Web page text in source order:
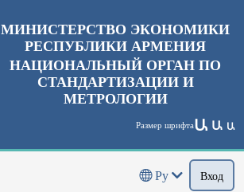
МИНИСТЕРСТВО ЭКОНОМИКИ
РЕСПУБЛИКИ АРМЕНИЯ
НАЦИОНАЛЬНЫЙ ОРГАН ПО
СТАНДАРТИЗАЦИИ И
МЕТРОЛОГИИ
Размер шрифтаԱ Ա Ա
Ру Вход